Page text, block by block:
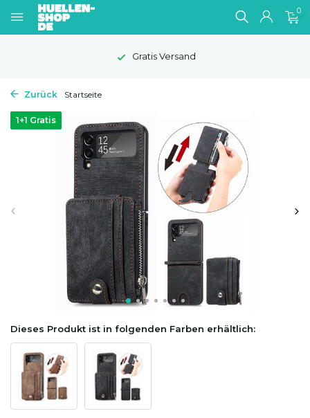
0
Gratis Versand
Zurück Startseite
1+1 Gratis
Dieses Produkt ist in folgenden Farben erhältlich: